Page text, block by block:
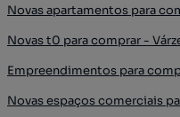
Novas apartamentos para
Novas t0 para comprar -
Empreendimentos para
Novas espaços comerciais